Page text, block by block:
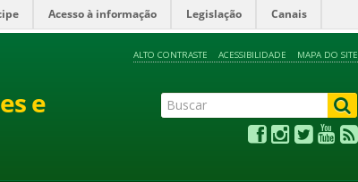
Acesso à informação Legislação Canais
ALTO CONTRASTE ACESSIBILIDADE MAPA DO SITE
e